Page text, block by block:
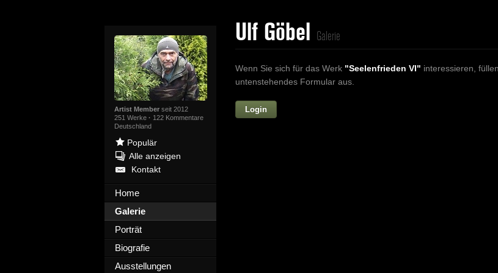
Artist Memberseit 2012
251 Werke · 122 Kommentare
Deutschland
Populär
Alle anzeigen
Kontakt
Home
Galerie
Porträt
Biografie
Ausstellungen
Ulf Göbel Galerie
Wenn Sie sich für das Werk "Seelenfrieden VI" interessieren,
untenstehendes Formular aus.
Login